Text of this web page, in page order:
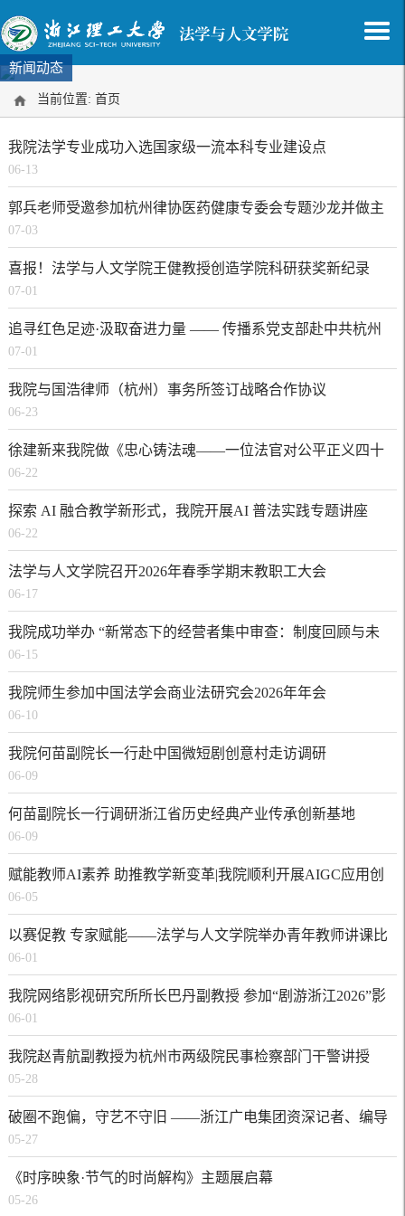
新闻动态
当前位置: 首页
我院法学专业成功入选国家级一流本科专业建设点
06-13
郭兵老师受邀参加杭州律协医药健康专委会专题沙龙并做主
题分享
07-03
喜报！法学与人文学院王健教授创造学院科研获奖新纪录
07-01
追寻红色足迹·汲取奋进力量 —— 传播系党支部赴中共杭州
历史馆开展建党105周年主题研学活动
07-01
我院与国浩律师（杭州）事务所签订战略合作协议
06-23
徐建新来我院做《忠心铸法魂——一位法官对公平正义四十
年的不懈追求》讲座
06-22
探索 AI 融合教学新形式，我院开展AI 普法实践专题讲座
06-22
法学与人文学院召开2026年春季学期末教职工大会
06-17
我院成功举办 “新常态下的经营者集中审查：制度回顾与未
来展望” 学术研讨会
06-15
我院师生参加中国法学会商业法研究会2026年年会
06-10
我院何苗副院长一行赴中国微短剧创意村走访调研
06-09
何苗副院长一行调研浙江省历史经典产业传承创新基地
06-09
赋能教师AI素养 助推教学新变革|我院顺利开展AIGC应用创
新专题培训
06-05
以赛促教 专家赋能——法学与人文学院举办青年教师讲课比
赛预赛
06-01
我院网络影视研究所所长巴丹副教授 参加“剧游浙江2026”影
视文旅融合创作对接活动
06-01
我院赵青航副教授为杭州市两级院民事检察部门干警讲授
《民事检察监督视域下的证明责任审查》
05-28
破圈不跑偏，守艺不守旧 ——浙江广电集团资深记者、编导
叶菲来我院讲座交流
05-27
《时序映象·节气的时尚解构》主题展启幕
05-26